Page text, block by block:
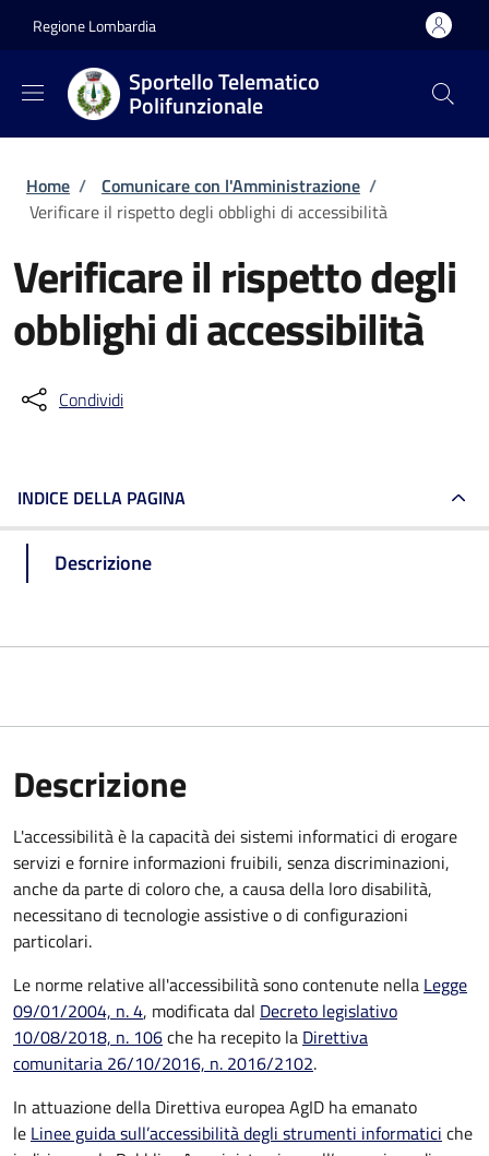
Regione Lombardia
Sportello Telematico
Polifunzionale
Briciole di pane
Home / Comunicare con l'Amministrazione /
Verificare il rispetto degli obblighi di accessibilità
Verificare il rispetto degli
obblighi di accessibilità
Condividi
INDICE DELLA PAGINA
Descrizione
Descrizione
L'accessibilità è la capacità dei sistemi informatici di erogare
servizi e fornire informazioni fruibili, senza discriminazioni,
anche da parte di coloro che, a causa della loro disabilità,
necessitano di tecnologie assistive o di configurazioni
particolari.
Le norme relative all'accessibilità sono contenute nella Legge
09/01/2004, n. 4, modificata dal Decreto legislativo
10/08/2018, n. 106che ha recepito la Direttiva
comunitaria 26/10/2016, n. 2016/2102.
In attuazione della Direttiva europea AgID ha emanato
le Linee guida sull’accessibilità degli strumenti informatici che